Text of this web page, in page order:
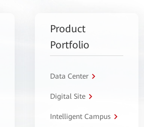
Product
Portfolio
Data Center
Digital Site
Intelligent Campus